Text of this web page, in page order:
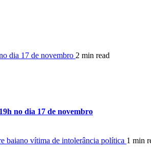
dia 17 de novembro 2 min read
no dia 17 de novembro
baiano vítima de intolerância política 1 min